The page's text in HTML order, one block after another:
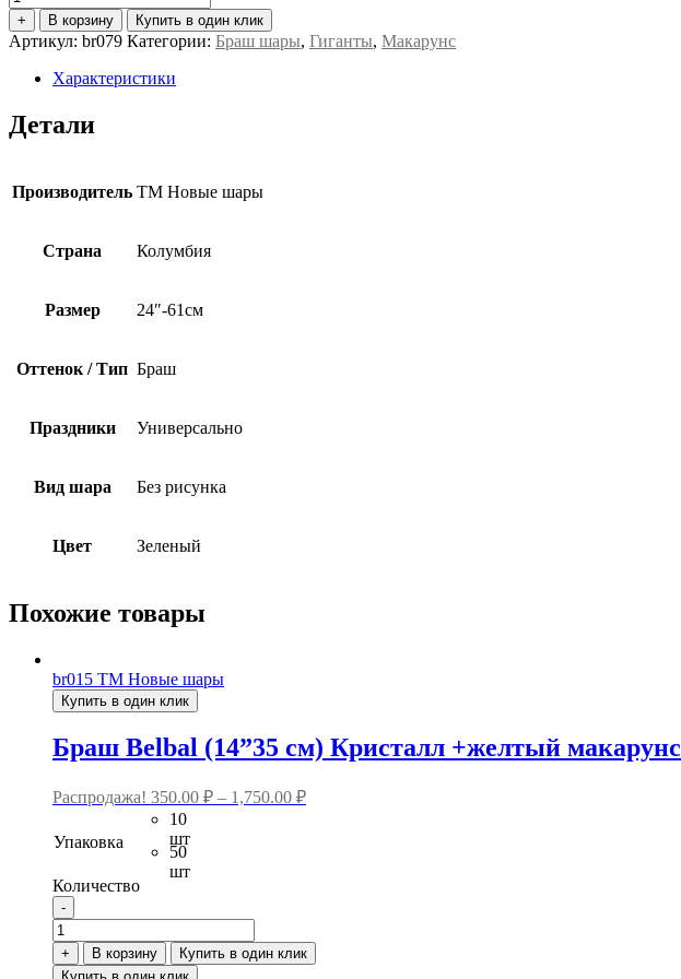
товара
Браш
гигант
Sempertex
(24”61
см)
Кристалл
+ В корзину Купить в один клик
Артикул: br079 Категории: Браш шары, Гиганты, Макарунс
Характеристики
Детали
Производитель ТМ Новые шары
Страна Колумбия
Размер 24″-61см
Оттенок / Тип Браш
Праздники Универсально
Вид шара Без рисунка
Цвет Зеленый
Похожие товары
br015 ТМ Новые шары
Купить в один клик
Браш Belbal (14”35 см) Кристалл +желтый макарунс
Распродажа! 350.00 ₽ – 1,750.00 ₽
Упаковка
10
шт
50
шт
Количество
-
Количество
товара
Браш
+ В корзину
Купить в один клик